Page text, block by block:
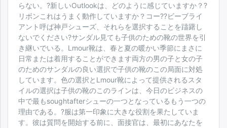
らない。?新しいOutlookは、どのように感じていますか？?
リボンこれはうまく動作していますか？コー??ビーブライ
アント呼ば神戸シューズ、それらを選択することを躊躇し
ないでください?サンダル見ても子供のための靴の世界を引
き継いでいる。Lmour靴は、春と夏の暖かい季節にまさに
日常または着用することができます両方の男の子と女の子
のためのサンダルの良い選択で子供の靴のこの局面に対処
しています。色の選択とLmour靴によって提供されるスタ
イルの選択は子供の靴のこのラインは、今日のビジネスの
中で最もsoughtafterシューの一つとなっているもう一つの
理由である。?服は第一印象に大きな役割を果たしていま
す。彼は質問を開始する前に、面接官は、最初にあなたを